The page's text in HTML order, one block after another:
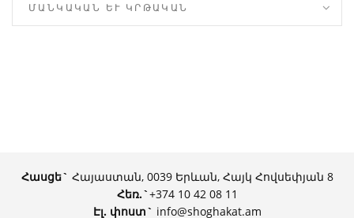
ՄԱՆԿԱԿԱՆ ԵՒ ԿՐԹԱԿԱՆ
Հասցե` Հայաստան, 0039 Երևան, Հայկ Հովսեփյան 8
Հեռ.`+374 10 42 08 11
Էլ. փոստ` info@shoghakat.am